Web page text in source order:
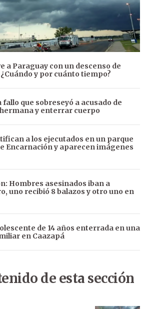
a Paraguay con un descenso de
¿Cuándo y por cuánto tiempo?
fallo que sobreseyó a acusado de
y enterrar cuerpo
a los ejecutados en un parque
Encarnación y aparecen imágenes
Hombres asesinados iban a
uno recibió 8 balazos y otro uno en
de 14 años enterrada en una
en Caazapá
de esta sección